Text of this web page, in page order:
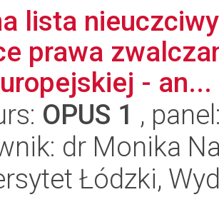
lista
prawa
- an...
OPUS 1 ,
dr Monika
Łódzki,